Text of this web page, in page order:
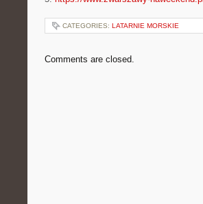
CATEGORIES: LATARNIE MORSKIE
Comments are closed.